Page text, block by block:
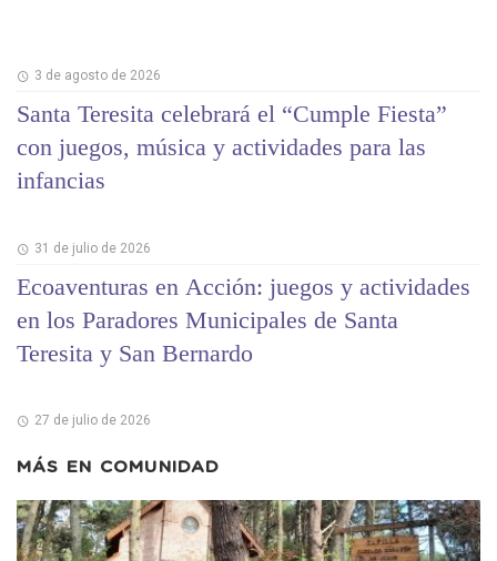
3 de agosto de 2026
Santa Teresita celebrará el “Cumple Fiesta”
con juegos, música y actividades para las
infancias
31 de julio de 2026
Ecoaventuras en Acción: juegos y actividades
en los Paradores Municipales de Santa
Teresita y San Bernardo
27 de julio de 2026
MÁS EN COMUNIDAD